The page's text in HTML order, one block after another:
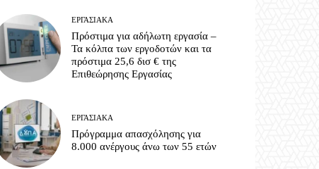
ΕΡΓΑΣΙΑΚΆ
Πρόστιμα για αδήλωτη εργασία –
Τα κόλπα των εργοδοτών και τα
πρόστιμα 25,6 δισ € της
Επιθεώρησης Εργασίας
ΕΡΓΑΣΙΑΚΆ
Πρόγραμμα απασχόλησης για
8.000 ανέργους άνω των 55 ετών